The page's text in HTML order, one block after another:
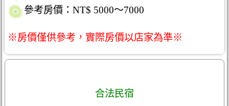
參考房價：NT$ 5000～7000
※房價僅供參考，實際房價以店家為準※
合法民宿